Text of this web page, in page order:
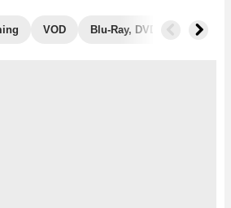
VOD Blu-Ray, DVD Photos